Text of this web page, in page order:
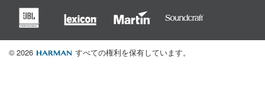
© 2026 すべての権利を保有しています。